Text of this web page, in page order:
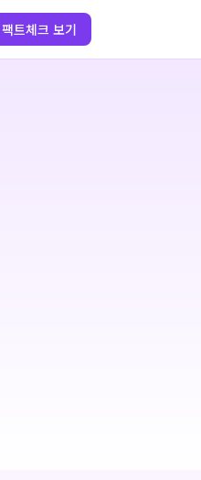
팩트체크 보기